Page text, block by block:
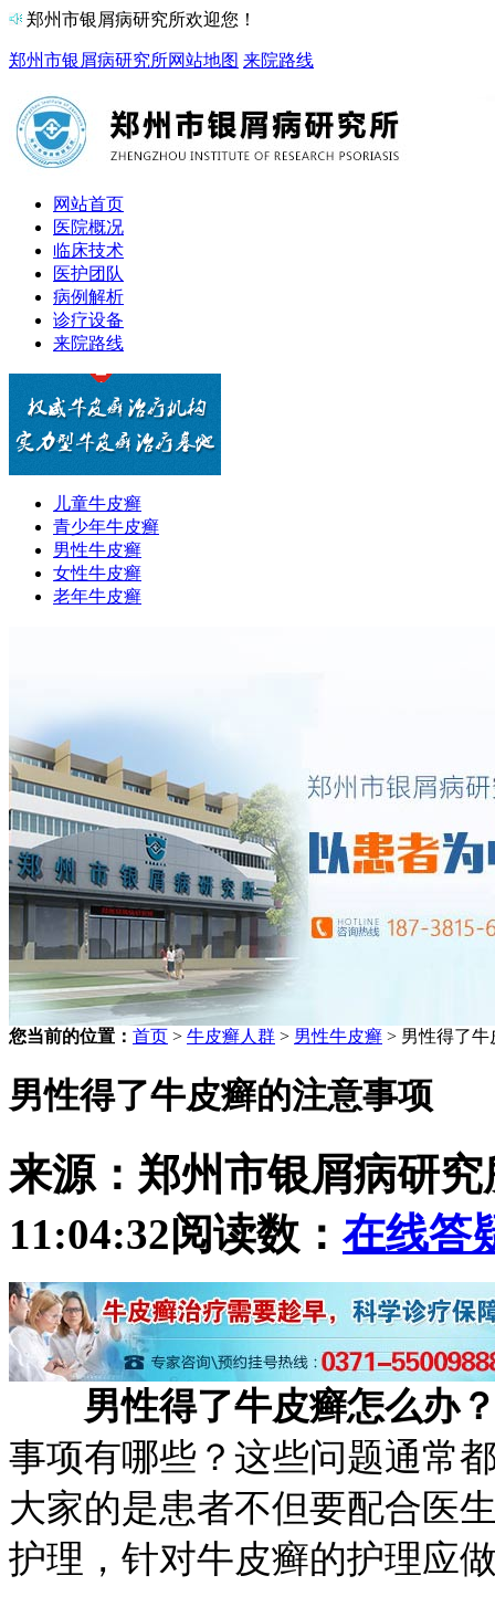
郑州市银屑病研究所欢迎您！
郑州市银屑病研究所网站地图 来院路线
网站首页
医院概况
临床技术
医护团队
病例解析
诊疗设备
来院路线
儿童牛皮癣
青少年牛皮癣
男性牛皮癣
女性牛皮癣
老年牛皮癣
您当前的位置： 首页 > 牛皮癣人群 > 男性牛皮癣 > 男性得了
男性得了牛皮癣的注意事项
来源：郑州市银屑病研究
11:04:32阅读数： 在线答
男性得了牛皮癣怎么办
事项有哪些？这些问题通常
大家的是患者不但要配合医
护理，针对牛皮癣的护理应